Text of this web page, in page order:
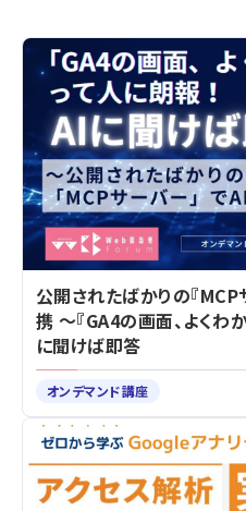
公開されたばかりの『
携 ～『GA4の画面、よくわ
に聞けば即答
オンデマンド講座